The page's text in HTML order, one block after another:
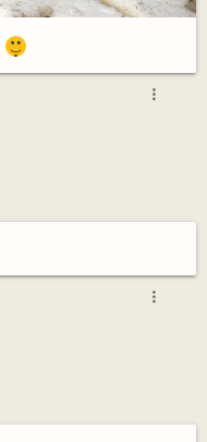
|-)
_)
more_vert
more_vert